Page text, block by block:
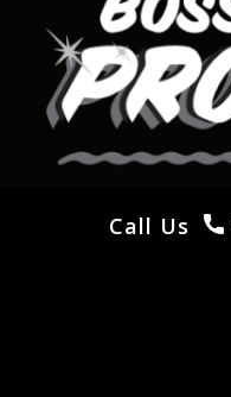
Call Us